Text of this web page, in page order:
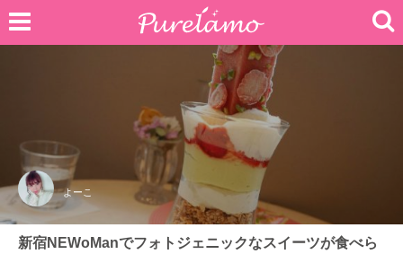
よーこ
新宿NEWoManでフォトジェニックなスイーツが食べら